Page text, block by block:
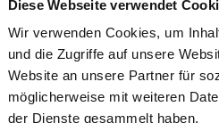
Diese Webseite verwendet
Wir verwenden Cookies, um
und die Zugriffe auf unsere
Website an unsere Partner für
möglicherweise mit weiteren
der Dienste gesammelt haben.
error: a client-side